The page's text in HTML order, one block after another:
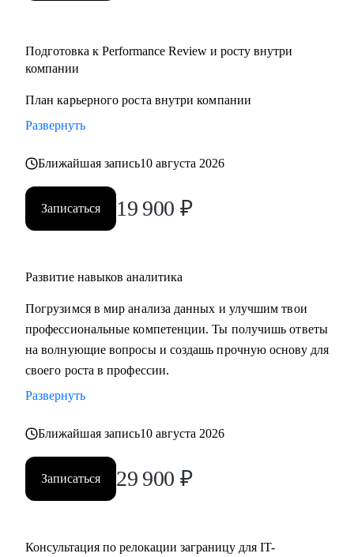
Подготовка к Performance Review и росту внутри
компании
План карьерного роста внутри компании
Развернуть
Ближайшая запись10 августа 2026
Записаться 19 900 ₽
Развитие навыков аналитика
Погрузимся в мир анализа данных и улучшим твои
профессиональные компетенции. Ты получишь ответы
на волнующие вопросы и создашь прочную основу для
своего роста в профессии.
Развернуть
Ближайшая запись10 августа 2026
Записаться 29 900 ₽
Консультация по релокации заграницу для IT-